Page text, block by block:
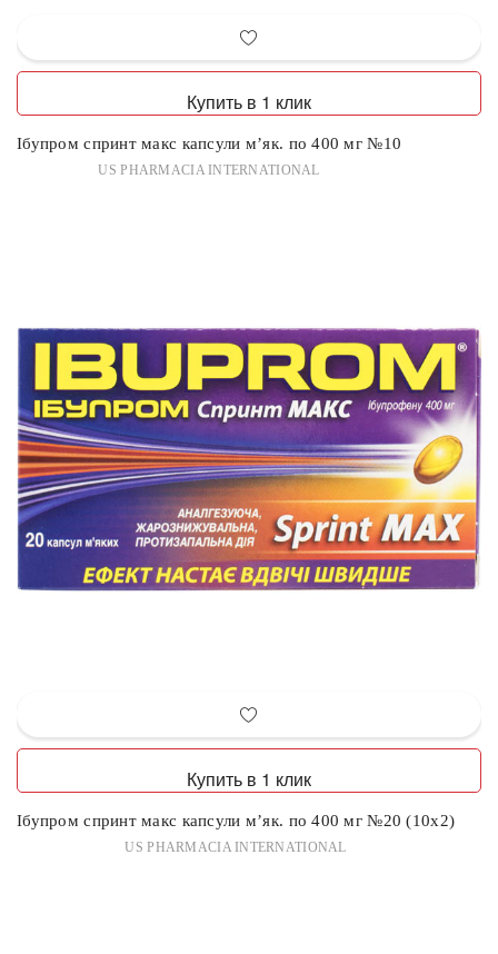
Купить в 1 клик
Ібупром спринт макс капсули м’як. по 400 мг №10
US PHARMACIA INTERNATIONAL
Купить в 1 клик
Ібупром спринт макс капсули м’як. по 400 мг №20 (10х2)
US PHARMACIA INTERNATIONAL